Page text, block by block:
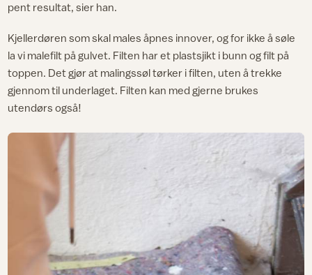
pent resultat, sier han.
Kjellerdøren som skal males åpnes innover, og for ikke å søle
la vi malefilt på gulvet. Filten har et plastsjikt i bunn og filt på
toppen. Det gjør at malingssøl tørker i filten, uten å trekke
gjennom til underlaget. Filten kan med gjerne brukes
utendørs også!